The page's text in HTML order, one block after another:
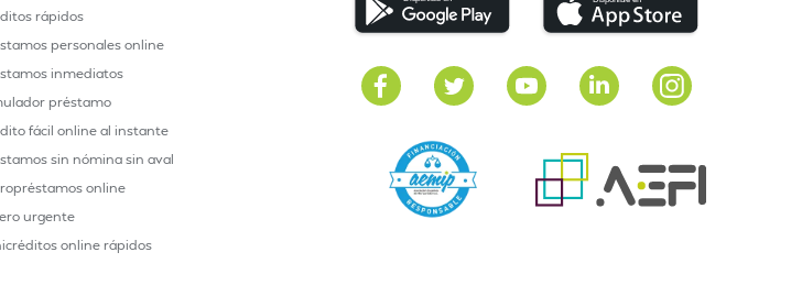
rápidos
personales online
inmediatos
préstamo
fácil online al instante
sin nómina sin aval
online
urgente
online rápidos